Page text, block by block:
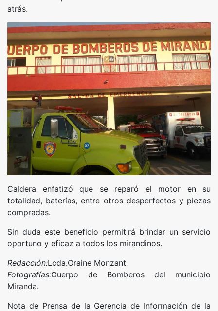
atrás.
Caldera enfatizó que se reparó el motor en su
totalidad, baterías, entre otros desperfectos y piezas
compradas.
Sin duda este beneficio permitirá brindar un servicio
oportuno y eficaz a todos los mirandinos.
Redacción:Lcda.Oraine Monzant.
Fotografías:Cuerpo de Bomberos del municipio
Miranda.
Nota de Prensa de la Gerencia de Información de la